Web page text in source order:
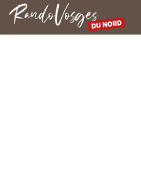
Rando Vosges du Nord